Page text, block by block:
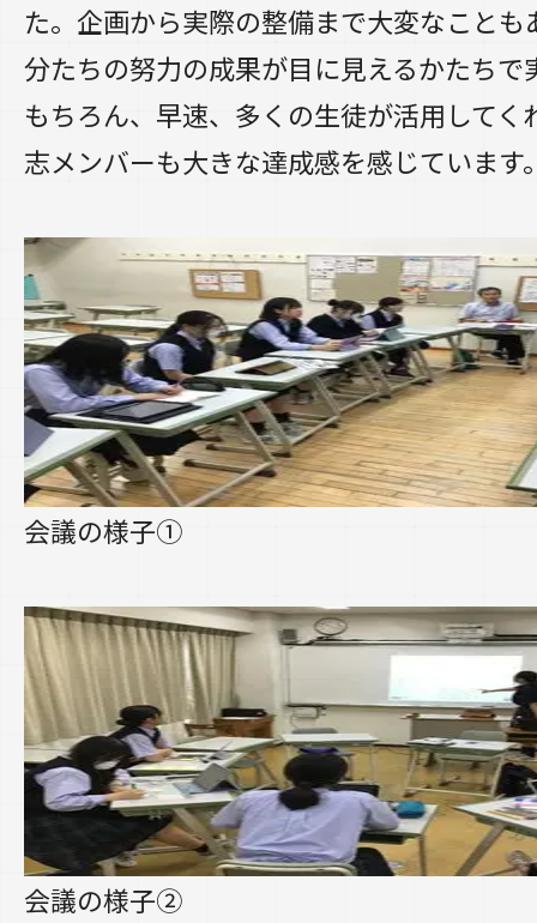
た。企画から実際の整備まで大変なこと
分たちの努力の成果が目に見えるかたちで
もちろん、早速、多くの生徒が活用してく
志メンバーも大きな達成感を感じています
会議の様子①
会議の様子②